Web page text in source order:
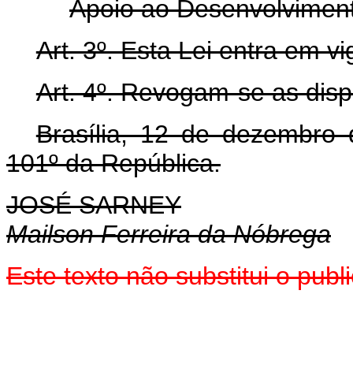
Apoio ao
Art. 3º. Esta Lei entra em
Art. 4º. Revogam-se as
Brasília, 12 de dezembro
101º da República.
JOSÉ SARNEY
Mailson Ferreira da Nóbrega
Este texto não substitui o